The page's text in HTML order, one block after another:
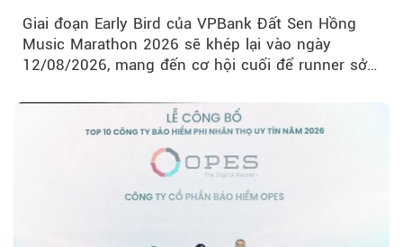
Giai đoạn Early Bird của VPBank Đất Sen Hồng
Music Marathon 2026 sẽ khép lại vào ngày
12/08/2026, mang đến cơ hội cuối để runner sở